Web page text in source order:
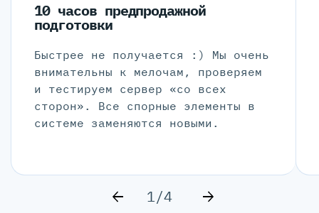
10 часов предпродажной
подготовки
Быстрее не получается :) Мы очень
внимательны к мелочам, проверяем
и тестируем сервер «со всех
сторон». Все спорные элементы в
системе заменяются новыми.
1/4